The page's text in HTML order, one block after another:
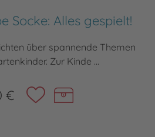
Socke: Alles gespielt!
über spannende Themen
Zur Kinde ...
€